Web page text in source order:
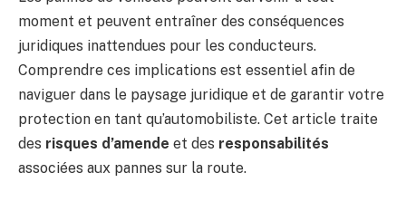
moment et peuvent entraîner des conséquences
juridiques inattendues pour les conducteurs.
Comprendre ces implications est essentiel afin de
naviguer dans le paysage juridique et de garantir votre
protection en tant qu’automobiliste. Cet article traite
des risques d’amende et des responsabilités
associées aux pannes sur la route.